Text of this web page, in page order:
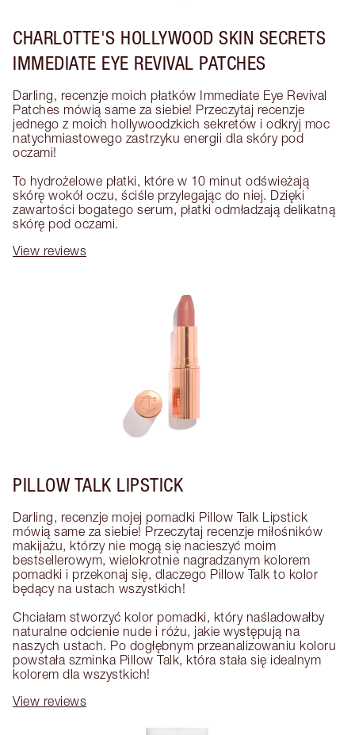
CHARLOTTE'S HOLLYWOOD SKIN SECRETS
IMMEDIATE EYE REVIVAL PATCHES
Darling, recenzje moich płatków Immediate Eye Revival
Patches mówią same za siebie! Przeczytaj recenzje
jednego z moich hollywoodzkich sekretów i odkryj moc
natychmiastowego zastrzyku energii dla skóry pod
oczami!
To hydrożelowe płatki, które w 10 minut odświeżają
skórę wokół oczu, ściśle przylegając do niej. Dzięki
zawartości bogatego serum, płatki odmładzają delikatną
skórę pod oczami.
View reviews
PILLOW TALK LIPSTICK
Darling, recenzje mojej pomadki Pillow Talk Lipstick
mówią same za siebie! Przeczytaj recenzje miłośników
makijażu, którzy nie mogą się nacieszyć moim
bestsellerowym, wielokrotnie nagradzanym kolorem
pomadki i przekonaj się, dlaczego Pillow Talk to kolor
będący na ustach wszystkich!
Chciałam stworzyć kolor pomadki, który naśladowałby
naturalne odcienie nude i różu, jakie występują na
naszych ustach. Po dogłębnym przeanalizowaniu koloru
powstała szminka Pillow Talk, która stała się idealnym
kolorem dla wszystkich!
View reviews